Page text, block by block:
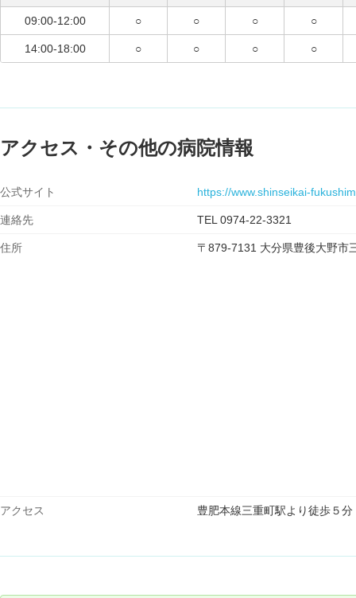
09:00-12:00 ○ ○ ○ ○
14:00-18:00 ○ ○ ○ ○
アクセス・その他の病院情報
公式サイト https://www.shinseikai-
連絡先 TEL 0974-22-3321
住所 〒879-7131 大分県豊後大野市
アクセス 豊肥本線三重町駅より徒歩５分